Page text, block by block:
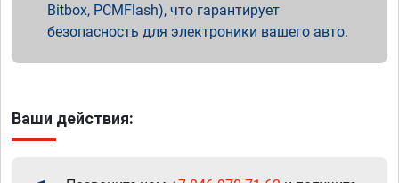
Bitbox, PCMFlash), что гарантирует
безопасность для электроники вашего авто.
Ваши действия: